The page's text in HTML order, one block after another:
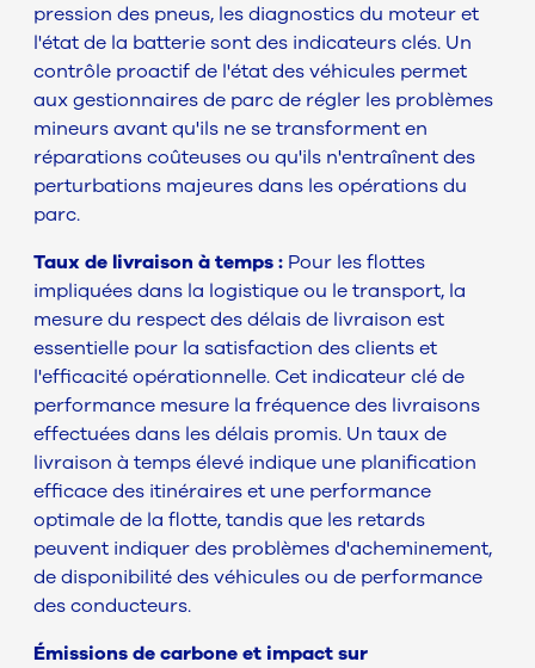
pression des pneus, les diagnostics du moteur et
l'état de la batterie sont des indicateurs clés. Un
contrôle proactif de l'état des véhicules permet
aux gestionnaires de parc de régler les problèmes
mineurs avant qu'ils ne se transforment en
réparations coûteuses ou qu'ils n'entraînent des
perturbations majeures dans les opérations du
parc.
Taux de livraison à temps : Pour les flottes
impliquées dans la logistique ou le transport, la
mesure du respect des délais de livraison est
essentielle pour la satisfaction des clients et
l'efficacité opérationnelle. Cet indicateur clé de
performance mesure la fréquence des livraisons
effectuées dans les délais promis. Un taux de
livraison à temps élevé indique une planification
efficace des itinéraires et une performance
optimale de la flotte, tandis que les retards
peuvent indiquer des problèmes d'acheminement,
de disponibilité des véhicules ou de performance
des conducteurs.
Émissions de carbone et impact sur